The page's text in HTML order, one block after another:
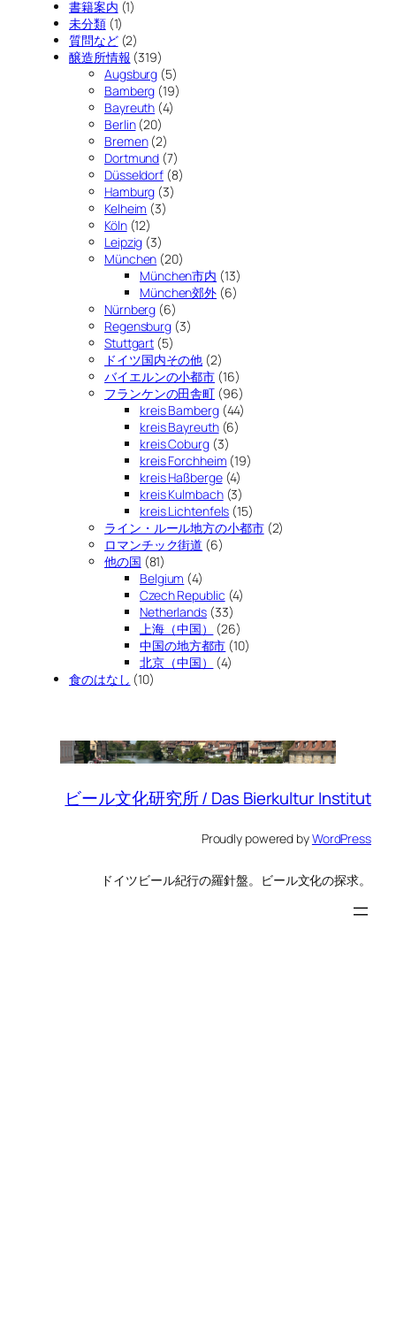
書籍案内 (1)
未分類(1)
質問など(2)
醸造所情報 (319)
Augsburg (5)
Bamberg (19)
Bayreuth (4)
Berlin(20)
Bremen(2)
Dortmund (7)
Düsseldorf (8)
Hamburg (3)
Kelheim (3)
Köln(12)
Leipzig (3)
München (20)
München市内 (13)
München郊外 (6)
Nürnberg (6)
Regensburg (3)
Stuttgart (5)
ドイツ国内その他 (2)
バイエルンの小都市 (16)
フランケンの田舎町 (96)
kreis Bamberg(44)
kreis Bayreuth(6)
kreis Coburg(3)
kreis Forchheim (19)
kreis Haßberge(4)
kreis Kulmbach(3)
kreis Lichtenfels (15)
ライン・ルール地方の小都市(2)
ロマンチック街道 (6)
他の国 (81)
Belgium (4)
Czech Republic (4)
Netherlands(33)
上海（中国）
(26)
中国の地方都市 (10)
北京（中国）
(4)
食のはなし (10)
ビール文化研究所 / Das Bierkultur Institut
Proudly powered byWordPress
ドイツビール紀行の羅針盤。ビール文化の探求。